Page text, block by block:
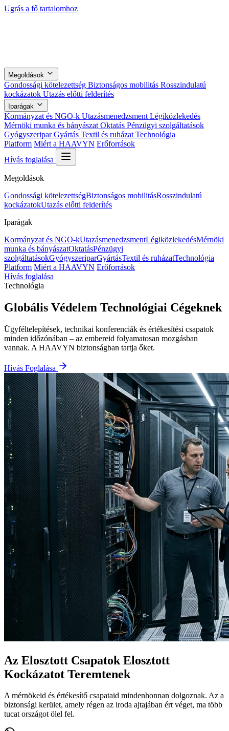
Ugrás a fő tartalomhoz
Megoldások
Gondossági kötelezettség Biztonságos mobilitás Rosszindulatú
kockázatok Utazás előtti felderítés
Iparágak
Kormányzat és NGO-k Utazásmenedzsment Légiközlekedés
Mérnöki munka és bányászat Oktatás Pénzügyi szolgáltatások
GyógyszeriparGyártás Textil és ruházat Technológia
Platform Miért a HAAVYN Erőforrások
Hívás foglalása
Megoldások
Gondossági kötelezettségBiztonságos mobilitásRosszindulatú
kockázatokUtazás előtti felderítés
Iparágak
Kormányzat és NGO-kUtazásmenedzsmentLégiközlekedésMérnöki
munka és bányászatOktatásPénzügyi
szolgáltatásokGyógyszeriparGyártásTextil és ruházatTechnológia
Platform Miért a HAAVYN Erőforrások
Hívás foglalása
Technológia
Globális Védelem Technológiai Cégeknek
Ügyféltelepítések, technikai konferenciák és értékesítési csapatok
minden időzónában – az embereid folyamatosan mozgásban
vannak. A HAAVYN biztonságban tartja őket.
Hívás Foglalása
Az Elosztott Csapatok Elosztott
Kockázatot Teremtenek
A mérnökeid és értékesítő csapataid mindenhonnan dolgoznak. Az a
biztonsági kerület, amely régen az iroda ajtajában ért véget, ma több
tucat országot ölel fel.